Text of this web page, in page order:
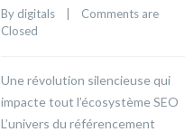
By digitals
    |
Comments are
Closed
Une révolution silencieuse qui
impacte tout l’écosystème SEO
L’univers du référencement